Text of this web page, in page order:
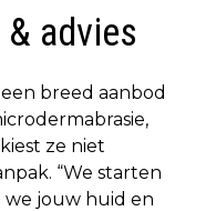
advies
breed aanbod
ze niet
“We starten
we jouw huid en